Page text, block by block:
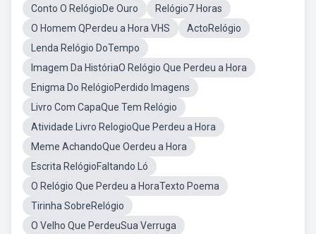
Conto O RelógioDe Ouro
Relógio7 Horas
O Homem QPerdeu a Hora VHS
ActoRelógio
Lenda Relógio DoTempo
Imagem Da HistóriaO Relógio Que Perdeu a Hora
Enigma Do RelógioPerdido Imagens
Livro Com CapaQue Tem Relógio
Atividade Livro RelogioQue Perdeu a Hora
Meme AchandoQue Oerdeu a Hora
Escrita RelógioFaltando Ló
O Relógio Que Perdeu a HoraTexto Poema
Tirinha SobreRelógio
O Velho Que PerdeuSua Verruga